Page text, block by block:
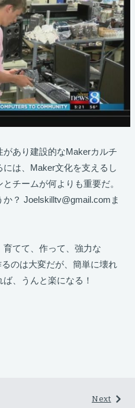
あり建設的なMakerカルチ
は、Maker文化を支えるし
チームが何よりも重要だ。
？ Joelskilltv@gmail.comま
てて、作って、強力な
のは大変だが、簡単に壊れ
、うんと楽になる！
Next